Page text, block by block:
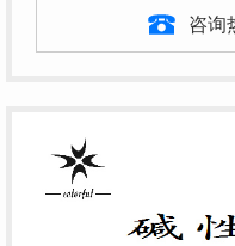
咨询